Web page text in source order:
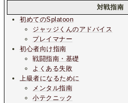
対戦指南
初めてのSplatoon
ジャッジくんのアドバイス
プレイマナー
初心者向け指南
戦闘指南・基礎
よくある失敗
上級者になるために
メンタル指南
小テクニック